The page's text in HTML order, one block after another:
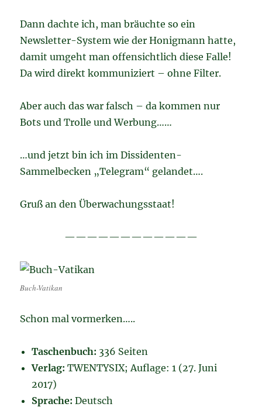
Dann dachte ich, man bräuchte so ein
Newsletter-System wie der Honigmann hatte,
damit umgeht man offensichtlich diese Falle!
Da wird direkt kommuniziert – ohne Filter.
Aber auch das war falsch – da kommen nur
Bots und Trolle und Werbung……
…und jetzt bin ich im Dissidenten-
Sammelbecken „Telegram“ gelandet….
Gruß an den Überwachungsstaat!
————————————
Buch-Vatikan
Schon mal vormerken…..
Taschenbuch: 336 Seiten
Verlag: TWENTYSIX; Auflage: 1 (27. Juni
2017)
Sprache: Deutsch